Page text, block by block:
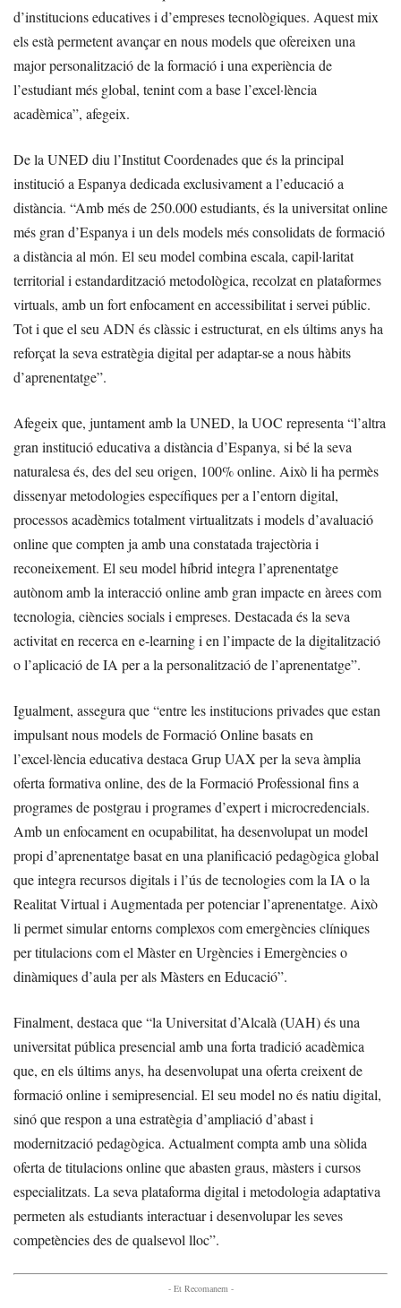
d’institucions educatives i d’empreses tecnològiques. Aquest mix
els està permetent avançar en nous models que ofereixen una
major personalització de la formació i una experiència de
l’estudiant més global, tenint com a base l’excel·lència
acadèmica”, afegeix.
De la UNED diu l’Institut Coordenades que és la principal
institució a Espanya dedicada exclusivament a l’educació a
distància. “Amb més de 250.000 estudiants, és la universitat online
més gran d’Espanya i un dels models més consolidats de formació
a distància al món. El seu model combina escala, capil·laritat
territorial i estandardització metodològica, recolzat en plataformes
virtuals, amb un fort enfocament en accessibilitat i servei públic.
Tot i que el seu ADN és clàssic i estructurat, en els últims anys ha
reforçat la seva estratègia digital per adaptar-se a nous hàbits
d’aprenentatge”.
Afegeix que, juntament amb la UNED, la UOC representa “l’altra
gran institució educativa a distància d’Espanya, si bé la seva
naturalesa és, des del seu origen, 100% online. Això li ha permès
dissenyar metodologies específiques per a l’entorn digital,
processos acadèmics totalment virtualitzats i models d’avaluació
online que compten ja amb una constatada trajectòria i
reconeixement. El seu model híbrid integra l’aprenentatge
autònom amb la interacció online amb gran impacte en àrees com
tecnologia, ciències socials i empreses. Destacada és la seva
activitat en recerca en e-learning i en l’impacte de la digitalització
o l’aplicació de IA per a la personalització de l’aprenentatge”.
Igualment, assegura que “entre les institucions privades que estan
impulsant nous models de Formació Online basats en
l’excel·lència educativa destaca Grup UAX per la seva àmplia
oferta formativa online, des de la Formació Professional fins a
programes de postgrau i programes d’expert i microcredencials.
Amb un enfocament en ocupabilitat, ha desenvolupat un model
propi d’aprenentatge basat en una planificació pedagògica global
que integra recursos digitals i l’ús de tecnologies com la IA o la
Realitat Virtual i Augmentada per potenciar l’aprenentatge. Això
li permet simular entorns complexos com emergències clíniques
per titulacions com el Màster en Urgències i Emergències o
dinàmiques d’aula per als Màsters en Educació”.
Finalment, destaca que “la Universitat d’Alcalà (UAH) és una
universitat pública presencial amb una forta tradició acadèmica
que, en els últims anys, ha desenvolupat una oferta creixent de
formació online i semipresencial. El seu model no és natiu digital,
sinó que respon a una estratègia d’ampliació d’abast i
modernització pedagògica. Actualment compta amb una sòlida
oferta de titulacions online que abasten graus, màsters i cursos
especialitzats. La seva plataforma digital i metodologia adaptativa
permeten als estudiants interactuar i desenvolupar les seves
competències des de qualsevol lloc”.
- Et Recomanem -